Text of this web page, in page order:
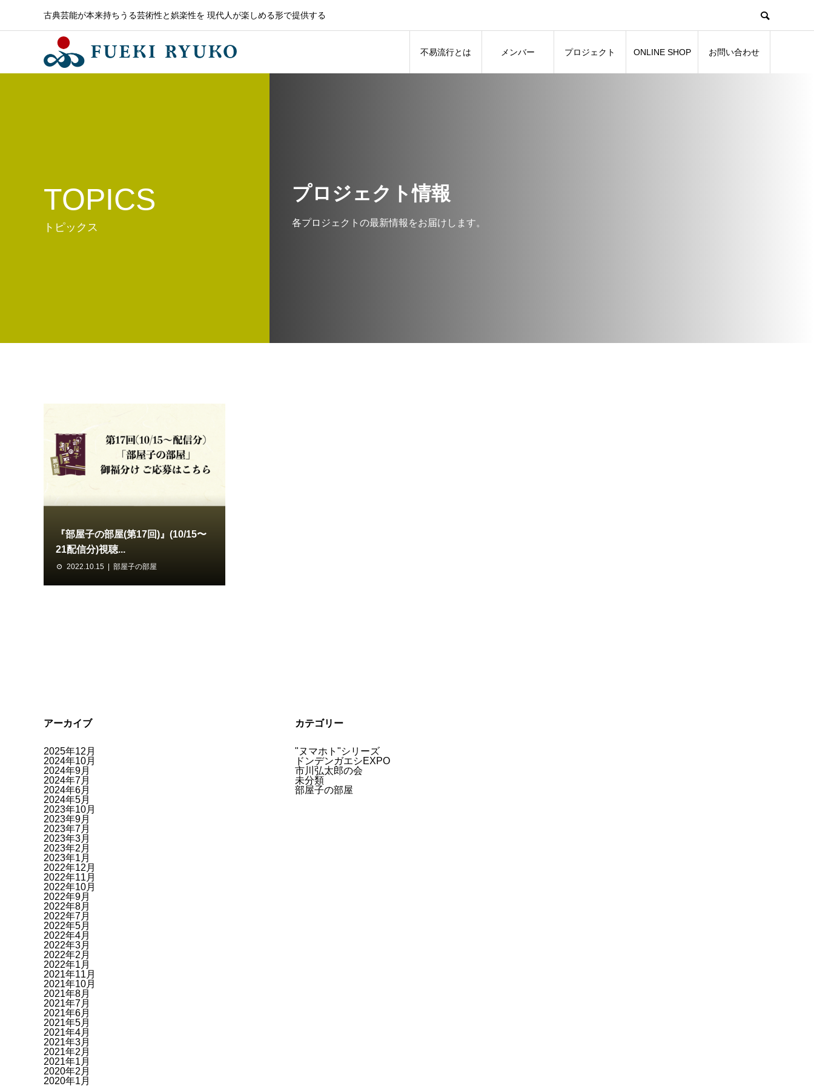
古典芸能が本来持ちうる芸術性と娯楽性を 現代人が楽しめる形で提供する
不易流行とは メンバー プロジェクト ONLINE SHOP お問い合わせ
TOPICS
トピックス
プロジェクト情報
各プロジェクトの最新情報をお届けします。
『部屋子の部屋(第17回)』(10/15〜
21配信分)視聴...
2022.10.15 部屋子の部屋
アーカイブ
2025年12月
2024年10月
2024年9月
2024年7月
2024年6月
2024年5月
2023年10月
2023年9月
2023年7月
2023年3月
2023年2月
2023年1月
2022年12月
2022年11月
2022年10月
2022年9月
2022年8月
2022年7月
2022年5月
2022年4月
2022年3月
2022年2月
2022年1月
2021年11月
2021年10月
2021年8月
2021年7月
2021年6月
2021年5月
2021年4月
2021年3月
2021年2月
2021年1月
2020年2月
2020年1月
カテゴリー
"ヌマホト"シリーズ
ドンデンガエシEXPO
市川弘太郎の会
未分類
部屋子の部屋